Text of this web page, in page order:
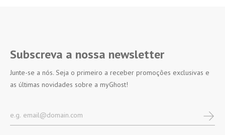
Subscreva a nossa newsletter
Junte-se a nós. Seja o primeiro a receber promoções exclusivas e
as últimas novidades sobre a myGhost!